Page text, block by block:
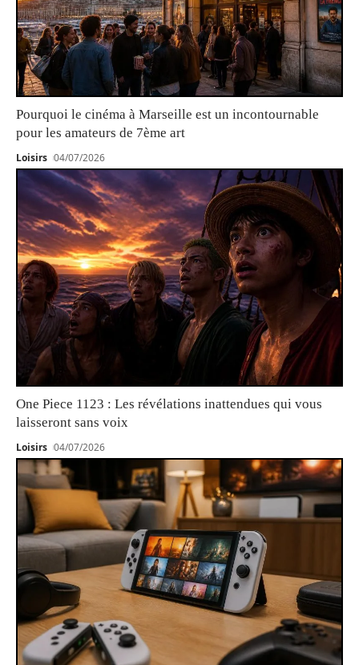
Pourquoi le cinéma à Marseille est un incontournable
pour les amateurs de 7ème art
Loisirs 04/07/2026
One Piece 1123 : Les révélations inattendues qui vous
laisseront sans voix
Loisirs 04/07/2026